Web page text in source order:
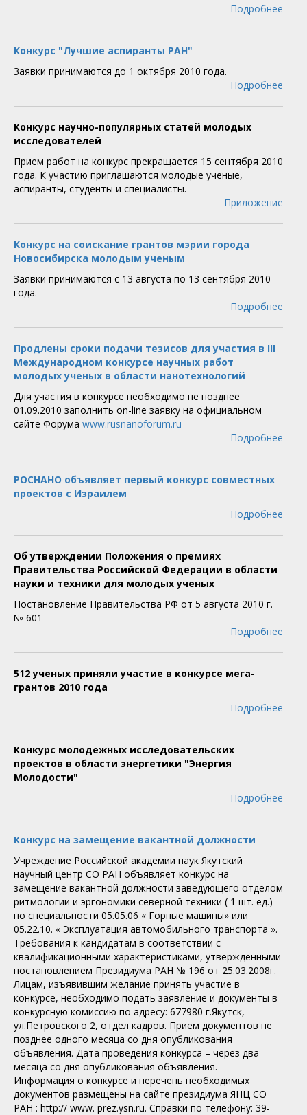
Подробнее
Конкурс "Лучшие аспиранты РАН"
Заявки принимаются до 1 октября 2010 года.
Подробнее
Конкурс научно-популярных статей молодых
исследователей
Прием работ на конкурс прекращается 15 сентября 2010
года. К участию приглашаются молодые ученые,
аспиранты, студенты и специалисты.
Приложение
Конкурс на соискание грантов мэрии города
Новосибирска молодым ученым
Заявки принимаются с 13 августа по 13 сентября 2010
года.
Подробнее
Продлены сроки подачи тезисов для участия в III
Международном конкурсе научных работ
молодых ученых в области нанотехнологий
Для участия в конкурсе необходимо не позднее
01.09.2010 заполнить on-line заявку на официальном
сайте Форума www.rusnanoforum.ru
Подробнее
РОСНАНО объявляет первый конкурс совместных
проектов с Израилем
Подробнее
Об утверждении Положения о премиях
Правительства Российской Федерации в области
науки и техники для молодых ученых
Постановление Правительства РФ от 5 августа 2010 г.
№ 601
Подробнее
512 ученых приняли участие в конкурсе мега-
грантов 2010 года
Подробнее
Конкурс молодежных исследовательских
проектов в области энергетики "Энергия
Молодости"
Подробнее
Конкурс на замещение вакантной должности
Учреждение Российской академии наук Якутский
научный центр СО РАН объявляет конкурс на
замещение вакантной должности заведующего отделом
ритмологии и эргономики северной техники ( 1 шт. ед.)
по специальности 05.05.06 « Горные машины» или
05.22.10. « Эксплуатация автомобильного транспорта ».
Требования к кандидатам в соответствии с
квалификационными характеристиками, утвержденными
постановлением Президиума РАН № 196 от 25.03.2008г.
Лицам, изъявившим желание принять участие в
конкурсе, необходимо подать заявление и документы в
конкурсную комиссию по адресу: 677980 г.Якутск,
ул.Петровского 2, отдел кадров. Прием документов не
позднее одного месяца со дня опубликования
объявления. Дата проведения конкурса – через два
месяца со дня опубликования объявления.
Информация о конкурсе и перечень необходимых
документов размещены на сайте президиума ЯНЦ СО
РАН : http:// www. prez.ysn.ru. Cправки по телефону: 39-